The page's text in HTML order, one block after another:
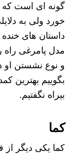
گونه ای است
خورد ولی به
داستان های خنده
مدل پامرغی
و نوع نشستن او
بگوییم بهترین
بیراه نگفتیم.
کما
کما یکی دیگر از